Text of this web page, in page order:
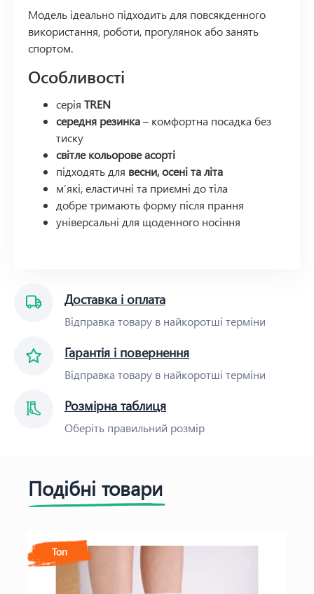
Доставка і оплата
Відправка товару в найкоротші терміни
Гарантія і повернення
Відправка товару в найкоротші терміни
Розмірна таблиця
Оберіть правильний розмір
Модель ідеально підходить для повсякденного
використання, роботи, прогулянок або занять
спортом.
Особливості
серія TREN
середня резинка– комфортна посадка без
тиску
світле кольорове асорті
підходять для весни, осені та літа
м’які, еластичні та приємні до тіла
добре тримають форму після прання
універсальні для щоденного носіння
Подібні товари
Топ